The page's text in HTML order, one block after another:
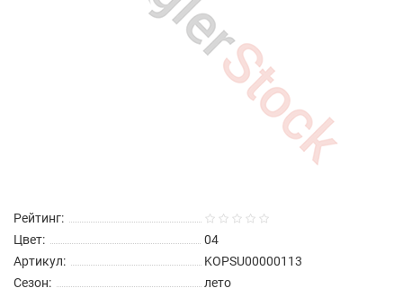
Рейтинг:
Цвет:
04
Артикул:
KOPSU00000113
Сезон:
лето